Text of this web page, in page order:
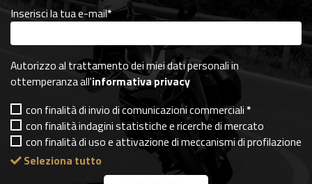
Inserisci la tua e-mail*
Autorizzo al trattamento dei miei dati personali in
ottemperanza all'informativa privacy
con finalità di invio di comunicazioni commerciali*
con finalità indagini statistiche e ricerche di mercato
con finalità di uso e attivazione di meccanismi di profilazione
Seleziona tutto